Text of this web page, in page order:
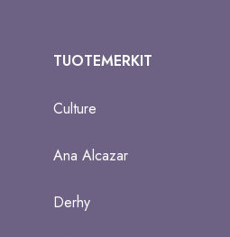
TUOTEMERKIT
Culture
Ana Alcazar
Derhy